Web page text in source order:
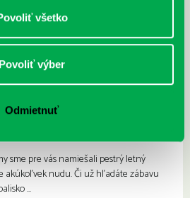
všetko
Povoliť výber
Odmietnuť
v petržalskej knižnici
Turnianska 10,Vavilovova 24
projekt, ktorý spája skvelé knihy s
knižné burzy aj
sme pre vás namiešali pestrý letný
akúkoľvek nudu. Či už hľadáte zábavu
...